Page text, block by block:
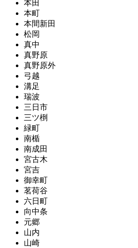
本田
本町
本間新田
松岡
真中
真野原
真野原外
弓越
溝足
瑞波
三日市
三ツ椡
緑町
南楯
南成田
宮古木
宮吉
御幸町
茗荷谷
六日町
向中条
元郷
山内
山崎